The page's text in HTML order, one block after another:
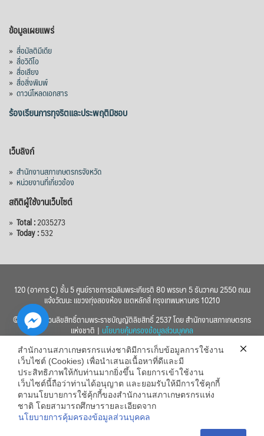
Photo
View on Facebook
ข้อมูลเผยแพร่
» สื่อมัลติมีเดีย
» สื่อวิดีโอ
» สื่อเสียง
» สื่อสิ่งพิมพ์
» ดาวน์โหลดเอกสาร
ร้องเรียนการทุจริตและประพฤติมิชอบ
เว็บลิงก์
» สำนักงานสภาเกษตรกรจังหวัด
» หน่วยงานที่เกี่ยวข้อง
สถิติผู้ใช้งานเว็บไซต์
» Total :2035273
» Today :532
120 (อาคาร C) ชั้น 5 ศูนย์ราชการเฉลิมพระเกียรติ 80 พรรษา 5 ธันวาคม 2550 ถนน
แจ้งวัฒนะ แขวงทุ่งสองห้อง เขตหลักสี่ กรุงเทพมหานคร 10210
© 2560 สงวนลิขสิทธิ์ตามพระราชบัญญัติลิขสิทธิ์ 2537 โดย สำนักงานสภาเกษตรกร
แห่งชาติ | นโยบายคุ้มครองข้อมูลส่วนบุคคล
สำนักงานสภาเกษตรกรแห่งชาติมีการเก็บข้อมูลการใช้งาน
เว็บไซต์ (Cookies) เพื่อนำเสนอเนื้อหาที่ดีและมี
ประสิทธิภาพให้กับท่านมากยิ่งขึ้น โดยการเข้าใช้งาน
เว็บไซต์นี้ถือว่าท่านได้อนุญาต และยอมรับให้มีการใช้คุกกี้
ตามนโยบายการใช้คุ้กกี้ของสำนักงานสภาเกษตรกรแห่ง
ชาติ โดยสามารถศึกษารายละเอียดจาก
นโยบายการคุ้มครองข้อมูลส่วนบุคคล
Hide
chaty